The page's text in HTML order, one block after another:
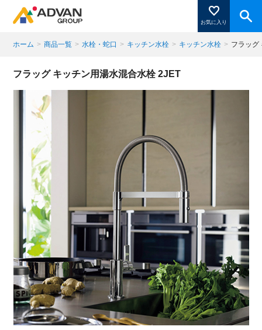
お気に入り
商品ページにある「お気に入り登録」を押すと登録した
商品がここに表示されます。
閉じる
ホーム > 商品一覧 > 水栓・蛇口 > キッチン水栓 > キッチン水栓 > フラッグ
フラッグ キッチン用湯水混合水栓 2JET